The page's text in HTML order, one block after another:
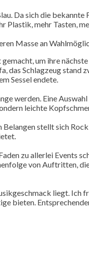
Da sich die
mehr Tasten,
Masse an
um ihre
Schlagzeug stand
Sessel endete.
werden. Eine
leichte
stellt sich
zu allerlei Events
von Auftritten,
liegt. Ich
bieten.